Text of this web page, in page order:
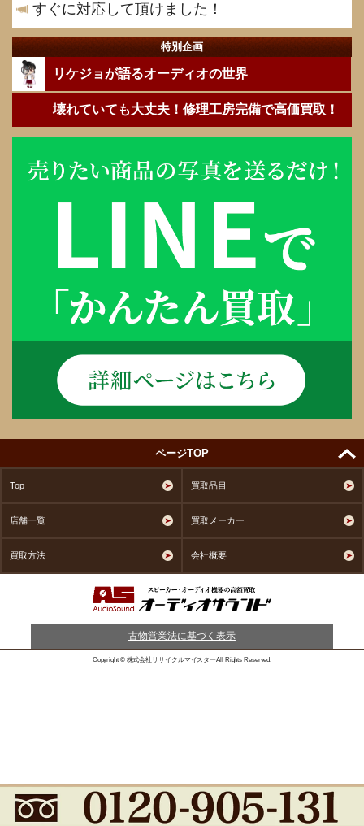
すぐに対応して頂けました！
特別企画
リケジョが語るオーディオの世界
壊れていても大丈夫！修理工房完備で高価買取！
ページTOP
Top 買取品目
店舗一覧 買取メーカー
買取方法 会社概要
古物営業法に基づく表示
Copyright © 株式会社リサイクルマイスターAll Rights Reserved.